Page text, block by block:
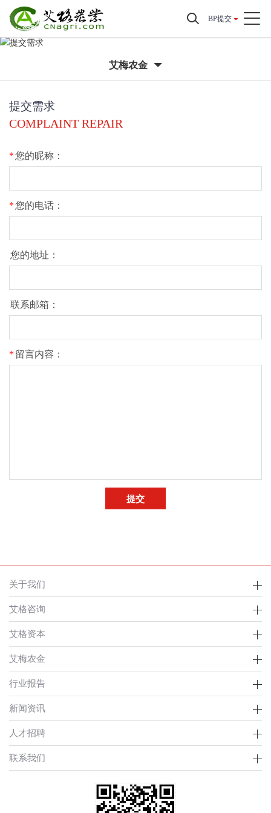
BP提交
艾梅农金
提交需求
COMPLAINT REPAIR
*您的昵称：
*您的电话：
您的地址：
联系邮箱：
* 留言内容：
关于我们
艾格咨询
艾格资本
艾梅农金
行业报告
新闻资讯
人才招聘
联系我们